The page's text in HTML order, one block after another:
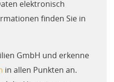
elektronisch
finden Sie in
GmbH und erkenne
in allen Punkten an.